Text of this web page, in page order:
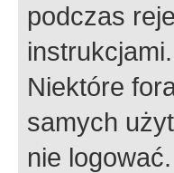
podczas
Niektóre
samych
nie